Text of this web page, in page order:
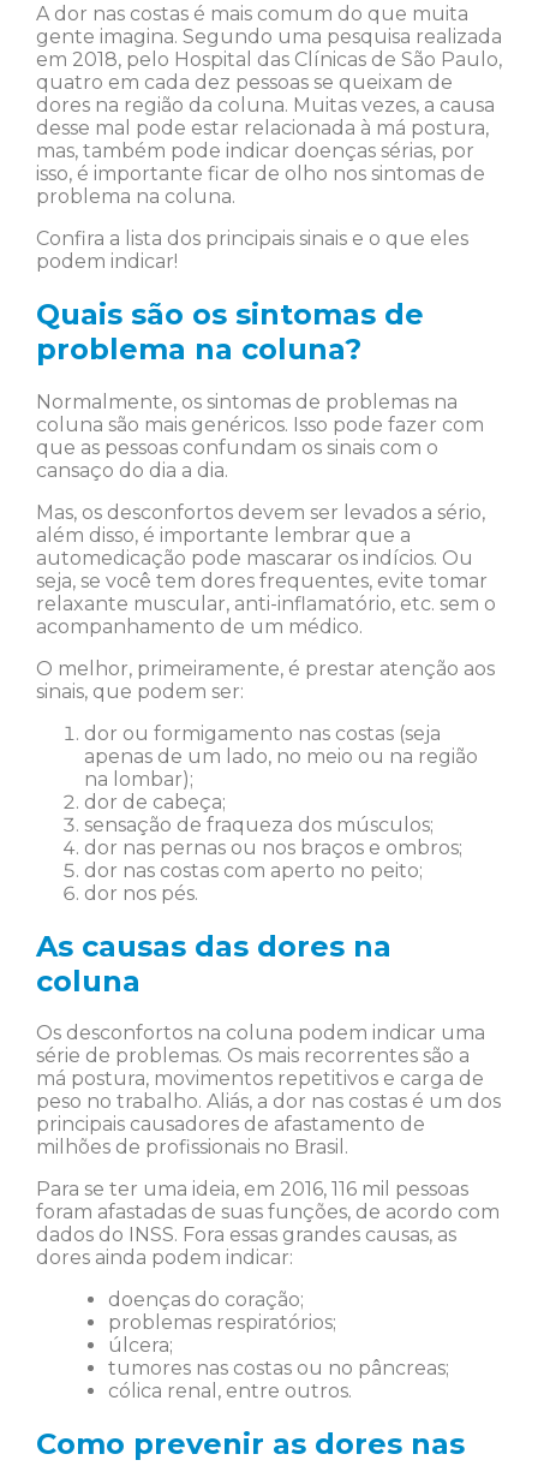
A dor nas costas é mais comum do que muita
gente imagina. Segundo uma pesquisa realizada
em 2018, pelo Hospital das Clínicas de São Paulo,
quatro em cada dez pessoas se queixam de
dores na região da coluna. Muitas vezes, a causa
desse mal pode estar relacionada à má postura,
mas, também pode indicar doenças sérias, por
isso, é importante ficar de olho nos sintomas de
problema na coluna.
Confira a lista dos principais sinais e o que eles
podem indicar!
Quais são os sintomas de
problema na coluna?
Normalmente, os sintomas de problemas na
coluna são mais genéricos. Isso pode fazer com
que as pessoas confundam os sinais com o
cansaço do dia a dia.
Mas, os desconfortos devem ser levados a sério,
além disso, é importante lembrar que a
automedicação pode mascarar os indícios. Ou
seja, se você tem dores frequentes, evite tomar
relaxante muscular, anti-inflamatório, etc. sem o
acompanhamento de um médico.
O melhor, primeiramente, é prestar atenção aos
sinais, que podem ser:
dor ou formigamento nas costas (seja
apenas de um lado, no meio ou na região
na lombar);
dor de cabeça;
sensação de fraqueza dos músculos;
dor nas pernas ou nos braços e ombros;
dor nas costas com aperto no peito;
dor nos pés.
As causas das dores na
coluna
Os desconfortos na coluna podem indicar uma
série de problemas. Os mais recorrentes são a
má postura, movimentos repetitivos e carga de
peso no trabalho. Aliás, a dor nas costas é um dos
principais causadores de afastamento de
milhões de profissionais no Brasil.
Para se ter uma ideia, em 2016, 116 mil pessoas
foram afastadas de suas funções, de acordo com
dados do INSS. Fora essas grandes causas, as
dores ainda podem indicar:
doenças do coração;
problemas respiratórios;
úlcera;
tumores nas costas ou no pâncreas;
cólica renal, entre outros.
Como prevenir as dores nas